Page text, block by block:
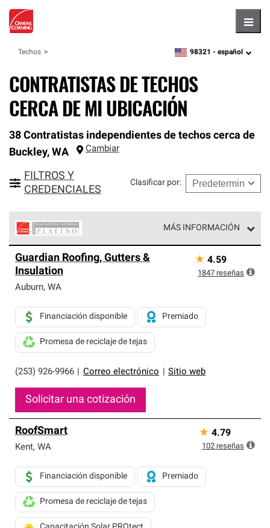
Techos zipcode, language
98321 - español
CONTRATISTAS DE TECHOS
CERCA DE MI UBICACIÓN
38 Contratistas independientes de techos cerca de
Buckley, WA Cambiar
FILTROS Y
CREDENCIALES
Clasificar por:
MÁS INFORMACIÓN
Corning constituyen el nivel superior de nuestra red
exclusiva y cumplen con estándares estrictos de
profesionalismo, confiabilidad y destreza incomparable.
sistemas de techos.
Guardian Roofing, Gutters &
Insulation
Auburn, WA
(253) 926-9966 Correo electrónico Sitio web
Financiación disponible Premiado
Promesa de reciclaje de tejas
Solicitar una cotización
★ 4.59
1847 reseñas
RoofSmart
Kent, WA
Financiación disponible Premiado
Promesa de reciclaje de tejas
★ 4.79
102 reseñas